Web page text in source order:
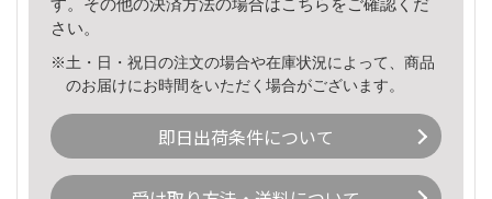
さい。
※土・日・祝日の注文の場合や在庫状況によって、商品
のお届けにお時間をいただく場合がございます。
即日出荷条件について